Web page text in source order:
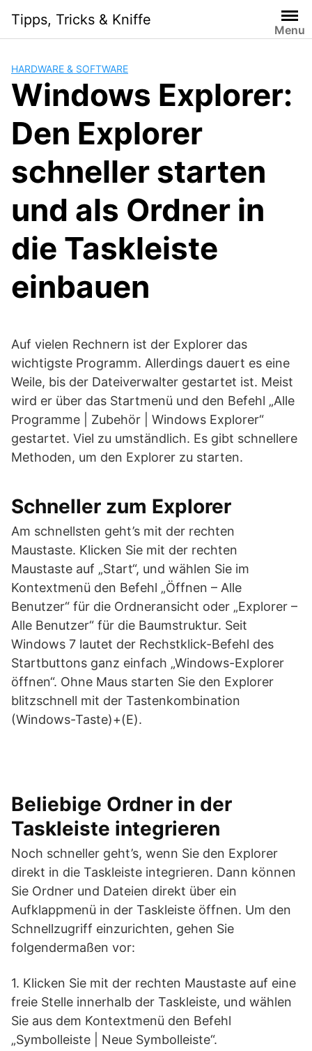
content
Tipps, Tricks & Kniffe
Menu
HARDWARE & SOFTWARE
Windows Explorer:
Den Explorer
schneller starten
und als Ordner in
die Taskleiste
einbauen
Auf vielen Rechnern ist der Explorer das
wichtigste Programm. Allerdings dauert es eine
Weile, bis der Dateiverwalter gestartet ist. Meist
wird er über das Startmenü und den Befehl „Alle
Programme | Zubehör | Windows Explorer“
gestartet. Viel zu umständlich. Es gibt schnellere
Methoden, um den Explorer zu starten.
Schneller zum Explorer
Am schnellsten geht’s mit der rechten
Maustaste. Klicken Sie mit der rechten
Maustaste auf „Start“, und wählen Sie im
Kontextmenü den Befehl „Öffnen – Alle
Benutzer“ für die Ordneransicht oder „Explorer –
Alle Benutzer“ für die Baumstruktur. Seit
Windows 7 lautet der Rechstklick-Befehl des
Startbuttons ganz einfach „Windows-Explorer
öffnen“. Ohne Maus starten Sie den Explorer
blitzschnell mit der Tastenkombination
(Windows-Taste)+(E).
Beliebige Ordner in der
Taskleiste integrieren
Noch schneller geht’s, wenn Sie den Explorer
direkt in die Taskleiste integrieren. Dann können
Sie Ordner und Dateien direkt über ein
Aufklappmenü in der Taskleiste öffnen. Um den
Schnellzugriff einzurichten, gehen Sie
folgendermaßen vor:
1. Klicken Sie mit der rechten Maustaste auf eine
freie Stelle innerhalb der Taskleiste, und wählen
Sie aus dem Kontextmenü den Befehl
„Symbolleiste | Neue Symbolleiste“.